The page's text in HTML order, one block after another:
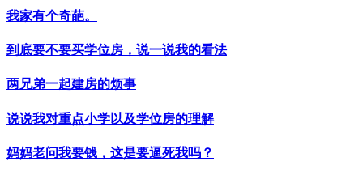
我家有个奇葩。
到底要不要买学位房，说一说我的看法
两兄弟一起建房的烦事
说说我对重点小学以及学位房的理解
妈妈老问我要钱，这是要逼死我吗？